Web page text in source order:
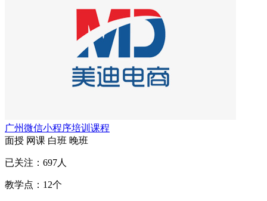
广州微信小程序培训课程
面授 网课 白班 晚班
已关注： 697人
教学点： 12个